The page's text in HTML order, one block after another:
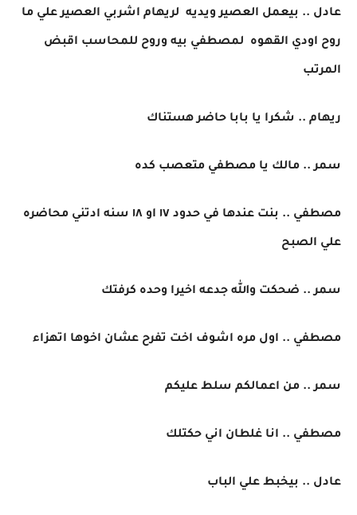
عادل .. بيعمل العصير ويديه لريهام اشربي العصير علي ما
روح اودي القهوه لمصطفي بيه وروح للمحاسب اقبض
المرتب
ريهام .. شكرا يا بابا حاضر هستناك
سمر .. مالك يا مصطفي متعصب كده
مصطفي .. بنت عندها في حدود ١٧ او ١٨ سنه ادتني محاضره
علي الصبح
سمر .. ضحكت والله جدعه اخيرا وحده كرفتك
مصطفي .. اول مره اشوف اخت تفرح عشان اخوها اتهزاء
سمر .. من اعمالكم سلط عليكم
مصطفي .. انا غلطان اني حكتلك
عادل .. بيخبط علي الباب